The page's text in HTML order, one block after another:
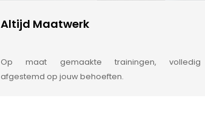
Altijd Maatwerk
Op maat gemaakte trainingen, volledig
afgestemd op jouw behoeften.